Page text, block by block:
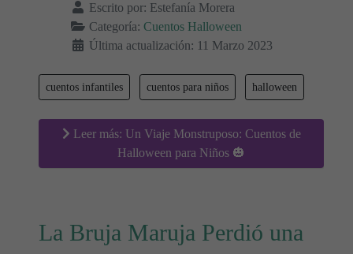
Escrito por: Estefanía Morera
Categoría: Cuentos Halloween
Última actualización: 11 Marzo 2023
cuentos infantiles cuentos para niños halloween
Leer más: Un Viaje Monstruposo: Cuentos de
Halloween para Niños 🎃
La Bruja Maruja Perdió una